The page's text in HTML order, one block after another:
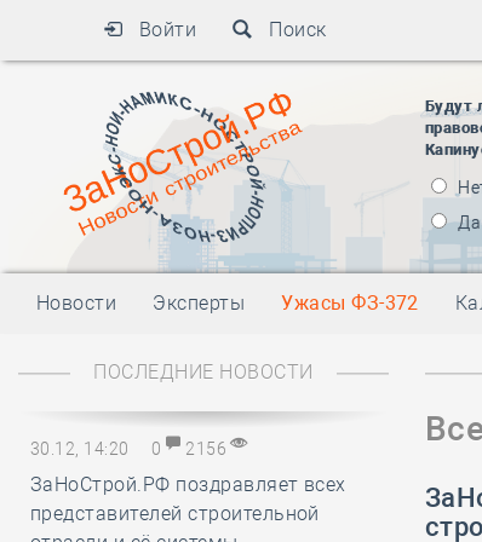
Войти Поиск
Будут
Да
Новости Эксперты Ужасы ФЗ-372
ПОСЛЕДНИЕ НОВОСТИ
30.12, 14:20 0 2156
ЗаНоСтрой.РФ поздравляет всех
представителей строительной